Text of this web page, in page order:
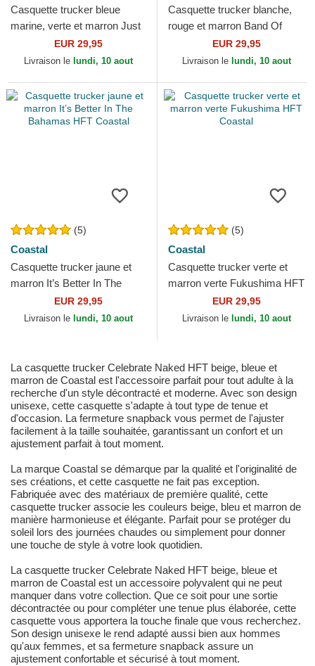
Casquette trucker bleue
marine, verte et marron Just
Glide Smooth And Slow HFT
Coastal
EUR 29,95
Livraison le lundi, 10 aout
Casquette trucker blanche,
rouge et marron Band Of
Weirdos HFT Coastal
EUR 29,95
Livraison le lundi, 10 aout
(5)
Coastal
Casquette trucker jaune et
marron It’s Better In The
Bahamas HFT Coastal
EUR 29,95
Livraison le lundi, 10 aout
(5)
Coastal
Casquette trucker verte et
marron verte Fukushima HFT
EUR 29,95
Livraison le lundi, 10 aout
La casquette trucker Celebrate Naked HFT beige, bleue et
marron de Coastal est l'accessoire parfait pour tout adulte à la
recherche d'un style décontracté et moderne. Avec son design
unisexe, cette casquette s'adapte à tout type de tenue et
d'occasion. La fermeture snapback vous permet de l'ajuster
facilement à la taille souhaitée, garantissant un confort et un
ajustement parfait à tout moment.
La marque Coastal se démarque par la qualité et l'originalité de
ses créations, et cette casquette ne fait pas exception.
Fabriquée avec des matériaux de première qualité, cette
casquette trucker associe les couleurs beige, bleu et marron de
manière harmonieuse et élégante. Parfait pour se protéger du
soleil lors des journées chaudes ou simplement pour donner
une touche de style à votre look quotidien.
La casquette trucker Celebrate Naked HFT beige, bleue et
marron de Coastal est un accessoire polyvalent qui ne peut
manquer dans votre collection. Que ce soit pour une sortie
décontractée ou pour compléter une tenue plus élaborée, cette
casquette vous apportera la touche finale que vous recherchez.
Son design unisexe le rend adapté aussi bien aux hommes
qu'aux femmes, et sa fermeture snapback assure un
ajustement confortable et sécurisé à tout moment.